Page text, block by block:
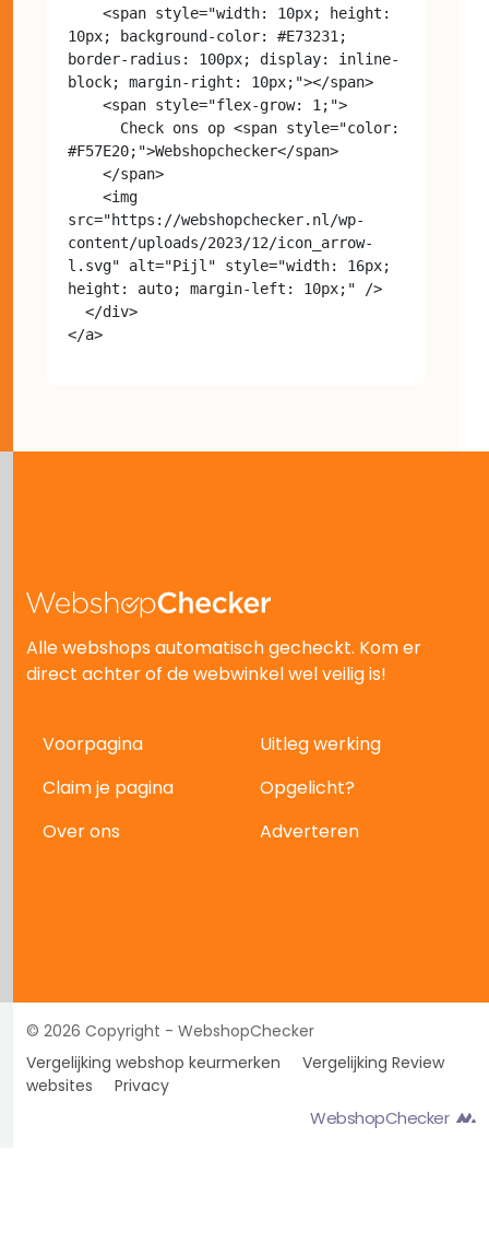
10px; background-color: #E73231;
border-radius: 100px; display: inline-
block; margin-right: 10px;"></span>
#F57E20;">Webshopchecker</span>
src="https://webshopchecker.nl/wp-
content/uploads/2023/12/icon_arrow-
l.svg" alt="Pijl" style="width: 16px;
height: auto; margin-left: 10px;" />
Alle webshops automatisch gecheckt. Kom er
direct achter of de webwinkel wel veilig is!
Voorpagina
Uitleg werking
Claim je pagina
Opgelicht?
Over ons
Adverteren
© 2026 Copyright - WebshopChecker
Vergelijking webshop keurmerken
Vergelijking Review
websites
Privacy
WebshopChecker